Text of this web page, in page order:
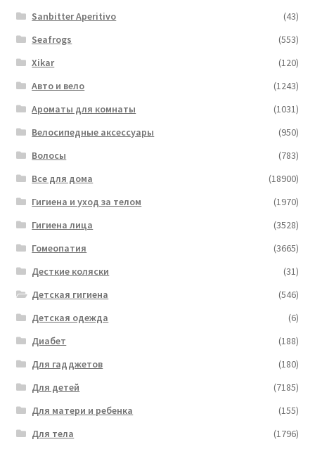
Sanbitter Aperitivo
(43)
Seafrogs
(553)
Xikar
(120)
Авто и вело
(1243)
Ароматы для комнаты
(1031)
Велосипедные аксессуары
(950)
Волосы
(783)
Все для дома
(18900)
Гигиена и уход за телом
(1970)
Гигиена лица
(3528)
Гомеопатия
(3665)
Десткие коляски
(31)
Детская гигиена
(546)
Детская одежда
(6)
Диабет
(188)
Для гадджетов
(180)
Для детей
(7185)
Для матери и ребенка
(155)
Для тела
(1796)